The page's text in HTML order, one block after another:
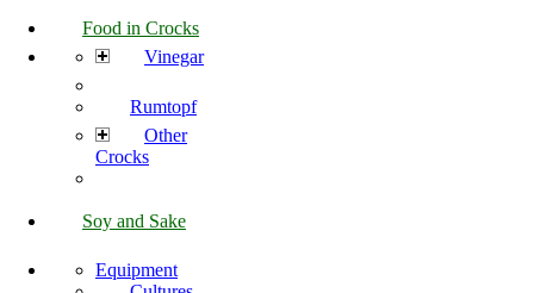
Food in Crocks
Vinegar
Rumtopf
Other
Crocks
Soy and Sake
Equipment